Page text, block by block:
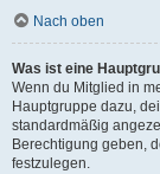
Nach oben
Was ist eine
Wenn du Mitglied in
Hauptgruppe dazu,
standardmäßig
Berechtigung geben,
festzulegen.